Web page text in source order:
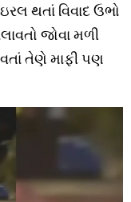
થતાં વિવાદ ઉભો
જોવા મળી
તેણે માફી પણ